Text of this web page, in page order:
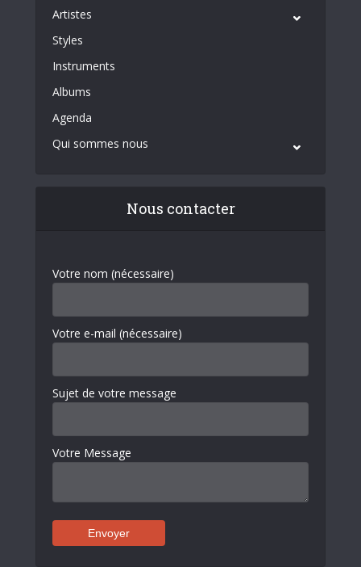
Artistes
Styles
Instruments
Albums
Agenda
Qui sommes nous
Nous contacter
Votre nom (nécessaire)
Votre e-mail (nécessaire)
Sujet de votre message
Votre Message